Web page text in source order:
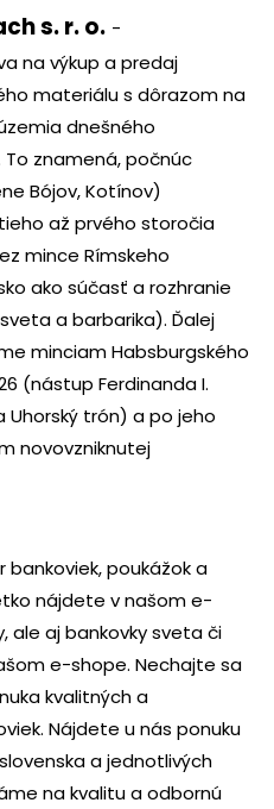
s. r. o. -
na výkup a predaj
materiálu s dôrazom na
dnešného
To znamená, počnúc
Bójov, Kotínov)
až prvého storočia
mince Rímskeho
ako súčasť a rozhranie
a barbarika). Ďalej
minciam Habsburgského
(nástup Ferdinanda I.
Uhorský trón) a po jeho
novovzniknutej
bankoviek, poukážok a
nájdete v našom e-
ale aj bankovky sveta či
e-shope. Nechajte sa
kvalitných a
Nájdete u nás ponuku
a jednotlivých
na kvalitu a odbornú